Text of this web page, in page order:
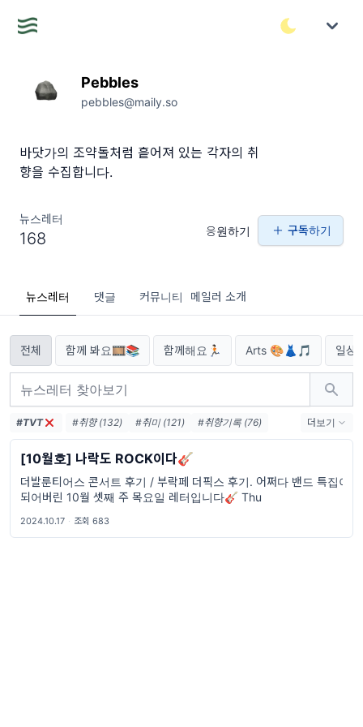
Pebbles
pebbles@maily.so
바닷가의 조약돌처럼 흩어져 있는 각자의 취
향을 수집합니다.
뉴스레터
168 응원하기 구독하기
뉴스레터 댓글 커뮤니티 메일러 소개
전체 함께 봐요🎞📚 함께해요🏃🏻 Arts 🎨👗🎵 일상
#TVT #취향 (132) #취미 (121)
#취향기록 (76)
#취향수집 (46)
#여행 (39)
#영화 (33)
#음악 (18)
#해외생활 (16)
#아프리카 (13)
#아이돌 (12)
#밴드 (12)
#콘서트 (10)
#패션 (10) #웹툰 (10)
더보기
[10월호] 나락도 ROCK이다🎸
더발룬티어스 콘서트 후기 / 부락페 더픽스 후기. 어쩌다 밴드 특집이
되어버린 10월 셋째 주 목요일 레터입니다🎸 Thu
2024.10.17 · 조회 683